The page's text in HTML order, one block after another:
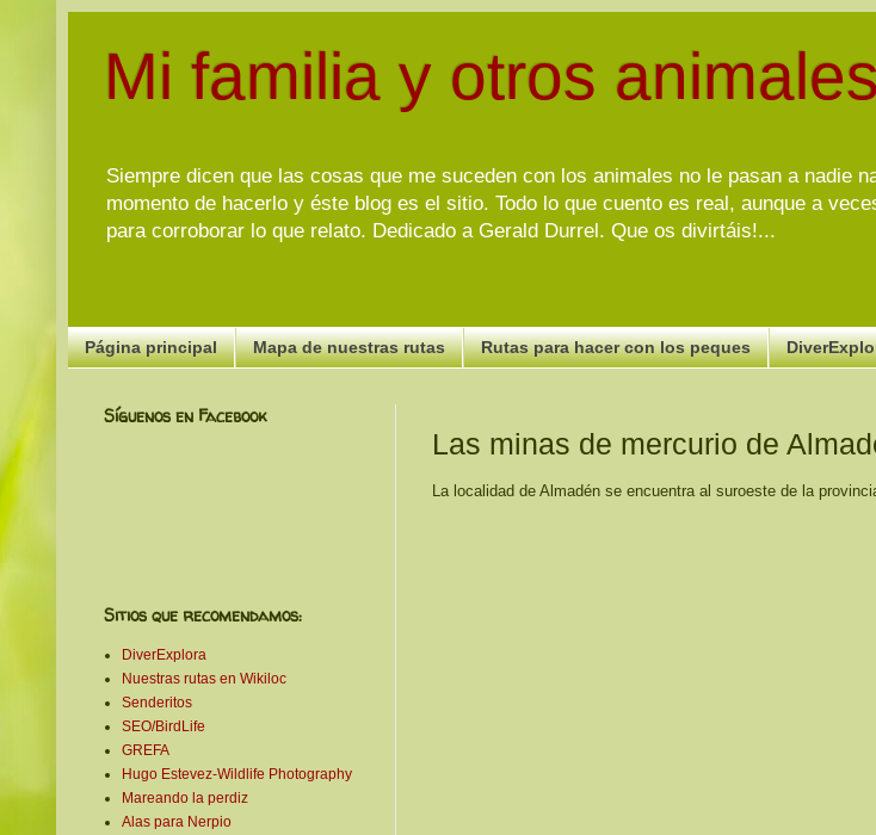
Mi familia y otros animales
Siempre dicen que las cosas que me suceden con los animales no le pasan a nadie
momento de hacerlo y éste blog es el sitio. Todo lo que cuento es real, aunque a
para corroborar lo que relato. Dedicado a Gerald Durrel. Que os divirtáis!...
Página principal Mapa de nuestras rutas Rutas para hacer con los peques
Las minas de mercurio de
La localidad de Almadén se encuentra al suroeste de la
Síguenos en Facebook
Sitios que recomendamos:
DiverExplora
Nuestras rutas en Wikiloc
Senderitos
SEO/BirdLife
GREFA
Hugo Estevez-Wildlife Photography
Mareando la perdiz
Alas para Nerpio